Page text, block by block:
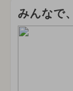
みんなで